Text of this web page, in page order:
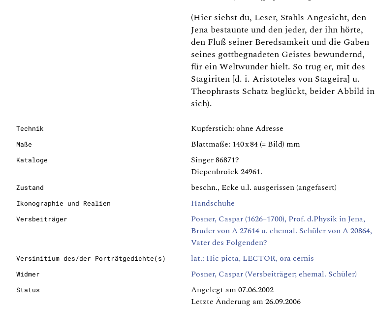
(Hier siehst du, Leser, Stahls Angesicht, den
Jena bestaunte und den jeder, der ihn hörte,
den Fluß seiner Beredsamkeit und die Gaben
seines gottbegnadeten Geistes bewundernd,
für ein Weltwunder hielt. So trug er, mit des
Stagiriten [d. i. Aristoteles von Stageira] u.
Theophrasts Schatz beglückt, beider Abbild in
sich).
Technik Kupferstich: ohne Adresse
Maße Blattmaße: 140 x 84 (= Bild) mm
Kataloge
Singer 86871?
Diepenbroick 24961.
Zustand beschn., Ecke u.l. ausgerissen (angefasert)
Ikonographie und Realien Handschuhe
Versbeiträger
Posner, Caspar (1626–1700), Prof. d.Physik in Jena,
Bruder von A 27614 u. ehemal. Schüler von A 20864,
Vater des Folgenden?
Versinitium des/der Porträtgedichte(s) lat.: Hic picta, LECTOR, ora cernis
Widmer Posner, Caspar (Versbeiträger; ehemal. Schüler)
Status
Angelegt am 07.06.2002
Letzte Änderung am 26.09.2006